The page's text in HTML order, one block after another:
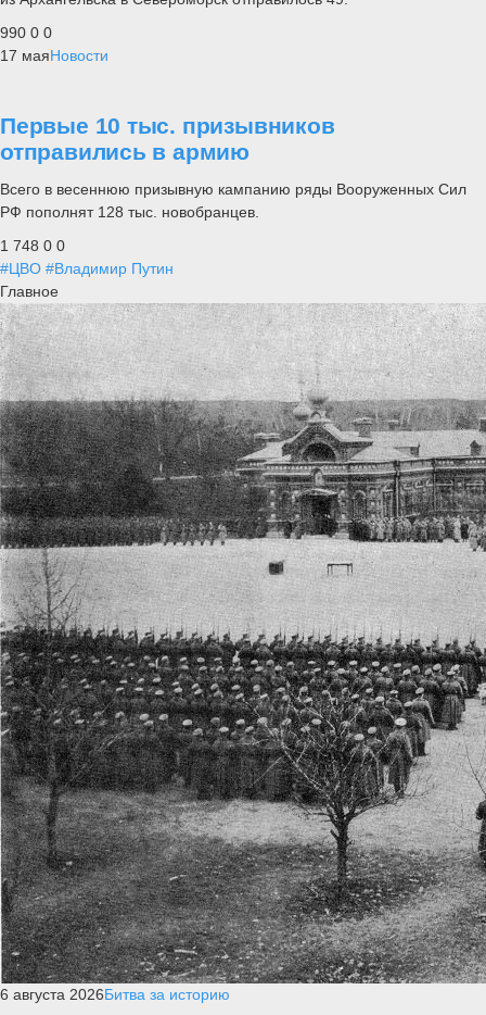
990 0 0
17 маяНовости
Первые 10 тыс. призывников
отправились в армию
Всего в весеннюю призывную кампанию ряды Вооруженных Сил
РФ пополнят 128 тыс. новобранцев.
1 748 0 0
#ЦВО #Владимир Путин
Главное
6 августа 2026Битва за историю